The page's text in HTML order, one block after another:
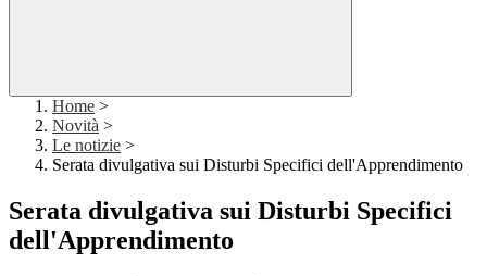
Home >
Novità >
Le notizie >
Serata divulgativa sui Disturbi Specifici dell'Apprendimento
Serata divulgativa sui Disturbi Specifici
dell'Apprendimento